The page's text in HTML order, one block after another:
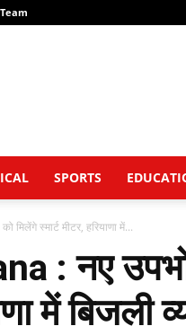
SPORTS
स्मार्ट मीटर, हरियाणा में...
: नए
में बिजली